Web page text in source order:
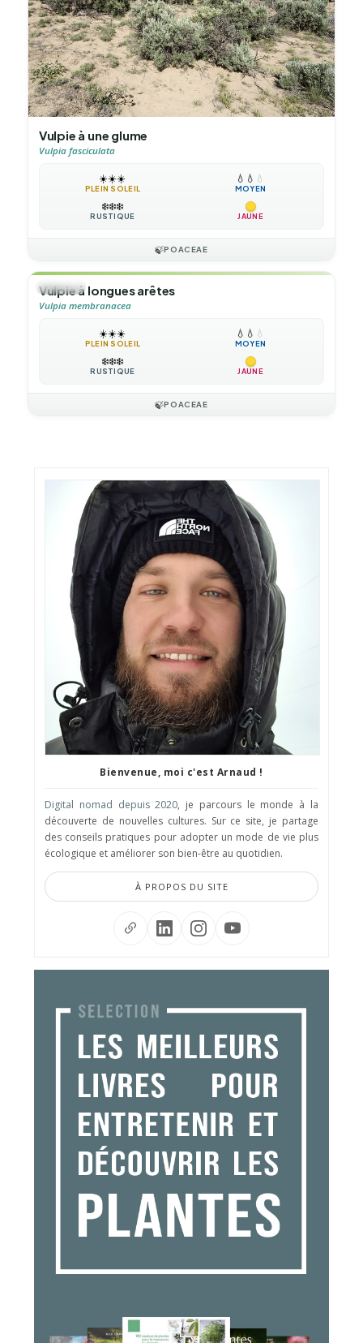
Vulpie à une glume
Vulpia fasciculata
☀️☀️☀️
PLEIN SOLEIL
💧 💧 💧
MOYEN
❄️❄️❄️
RUSTIQUE JAUNE
🍃POACEAE
🌿HERBE
Vulpie à longues arêtes
Vulpia membranacea
☀️☀️☀️
PLEIN SOLEIL
💧 💧 💧
MOYEN
❄️❄️❄️
RUSTIQUE JAUNE
🍃POACEAE
Bienvenue, moi c'est Arnaud !
Digital nomad depuis 2020, je parcours le monde à la
découverte de nouvelles cultures. Sur ce site, je partage
des conseils pratiques pour adopter un mode de vie plus
écologique et améliorer son bien-être au quotidien.
À PROPOS DU SITE